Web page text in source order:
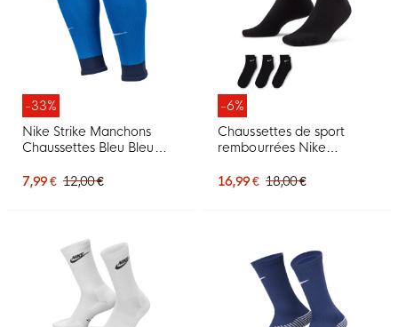
-33%
Nike Strike Manchons
Chaussettes Bleu Bleu
7,99 € 12,00 €
-6%
Chaussettes de sport
rembourrées Nike
moyenne, lot de 3, noir et
16,99 € 18,00 €